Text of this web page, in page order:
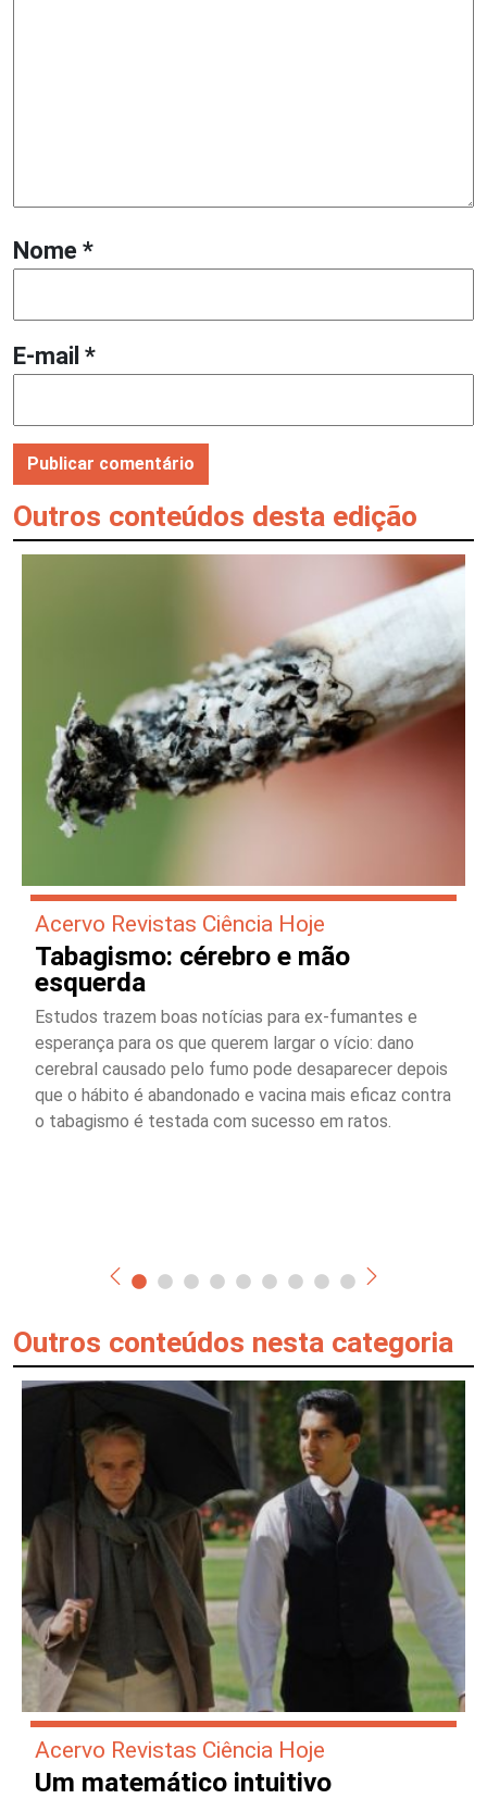
Nome *
E-mail *
Outros conteúdos desta edição
Acervo Revistas Ciência Hoje
Tabagismo: cérebro e mão
esquerda
Estudos trazem boas notícias para ex-fumantes e
esperança para os que querem largar o vício: dano
cerebral causado pelo fumo pode desaparecer depois
que o hábito é abandonado e vacina mais eficaz contra
o tabagismo é testada com sucesso em ratos.
Outros conteúdos nesta categoria
Acervo Revistas Ciência Hoje
Um matemático intuitivo